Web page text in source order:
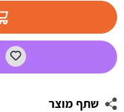
אגדת
קרן
שתף מוצר